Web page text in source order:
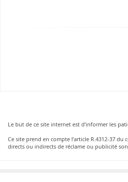
Le but de ce site internet est d’informer les
Ce site prend en compte l’article R.4312-37
directs ou indirects de réclame ou publicité